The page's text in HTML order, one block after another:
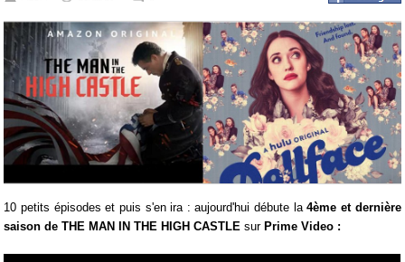
10 petits épisodes et puis s'en ira : aujourd'hui débute la4ème et dernière
saison de THE MAN IN THE HIGH CASTLEsur Prime Video :